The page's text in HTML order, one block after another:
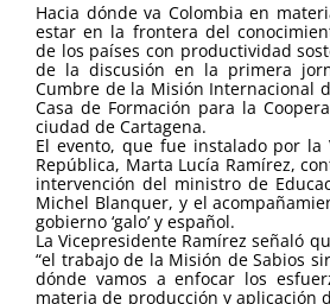
Hacia dónde va Colombia en
estar en la frontera del
de los países con productividad
de la discusión en la primera
Cumbre de la Misión Internacional
Casa de Formación para la
ciudad de Cartagena.
El evento, que fue instalado por la
República, Marta Lucía Ramírez,
intervención del ministro de
Michel Blanquer, y el
gobierno ‘galo’ y español.
La Vicepresidente Ramírez señaló
“el trabajo de la Misión de Sabios
dónde vamos a enfocar los
materia de producción y aplicación